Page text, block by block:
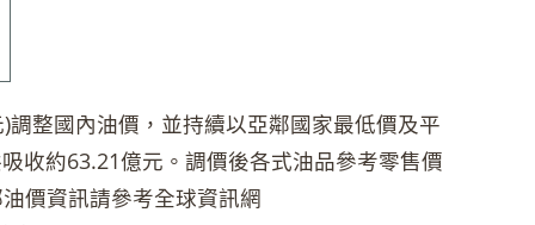
整國內油價，並持續以亞鄰國家最低價及平
收約63.21億元。調價後各式油品參考零售價
價資訊請參考全球資訊網